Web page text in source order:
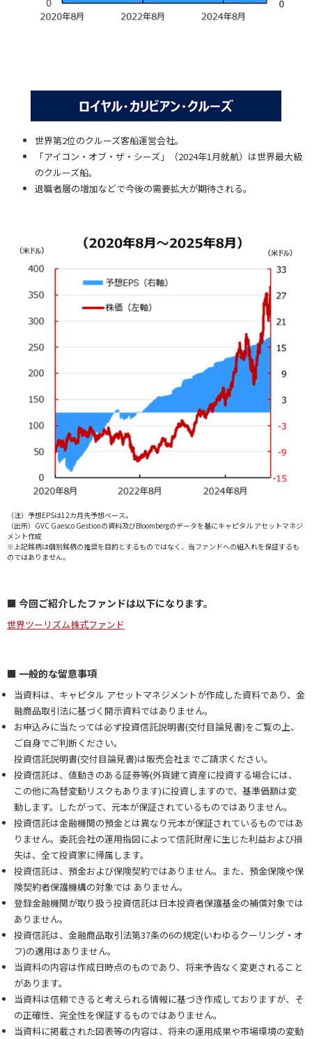
世界第2位のクルーズ客船運営会社。
「アイコン・オブ・ザ・シーズ」（2024年1月就航）は世界最大級
のクルーズ船。
退職者層の増加などで今後の需要拡大が期待される。
（注）予想EPSは12カ月先予想ベース。
（出所）GVC Gaesco Gestionの資料及びBloombergのデータを基にキャピタル アセットマネジ
メント作成
※上記銘柄は個別銘柄の推奨を目的とするものではなく、当ファンドへの組入れを保証するも
のではありません。
■ 今回ご紹介したファンドは以下になります。
世界ツーリズム株式ファンド
■ 一般的な留意事項
当資料は、キャピタル アセットマネジメントが作成した資料であり、金
融商品取引法に基づく開示資料ではありません。
お申込みに当たっては必ず投資信託説明書(交付目論見書)をご覧の上、
ご自身でご判断ください。
投資信託説明書(交付目論見書)は販売会社までご請求ください。
投資信託は、値動きのある証券等(外貨建て資産に投資する場合には、
この他に為替変動リスクもあります)に投資しますので、基準価額は変
動します。したがって、元本が保証されているものではありません。
投資信託は金融機関の預金とは異なり元本が保証されているものではあ
りません。委託会社の運用指図によって信託財産に生じた利益および損
失は、全て投資家に帰属します。
投資信託は、預金および保険契約ではありません。また、預金保険や保
険契約者保護機構の対象では ありません。
登録金融機関が取り扱う投資信託は日本投資者保護基金の補償対象では
ありません。
投資信託は、金融商品取引法第37条の6の規定(いわゆるクーリング・オ
フ)の適用はありません。
当資料の内容は作成日時点のものであり、将来予告なく変更されること
があります。
当資料は信頼できると考えられる情報に基づき作成しておりますが、そ
の正確性、完全性を保証するものではありません。
当資料に掲載された図表等の内容は、将来の運用成果や市場環境の変動